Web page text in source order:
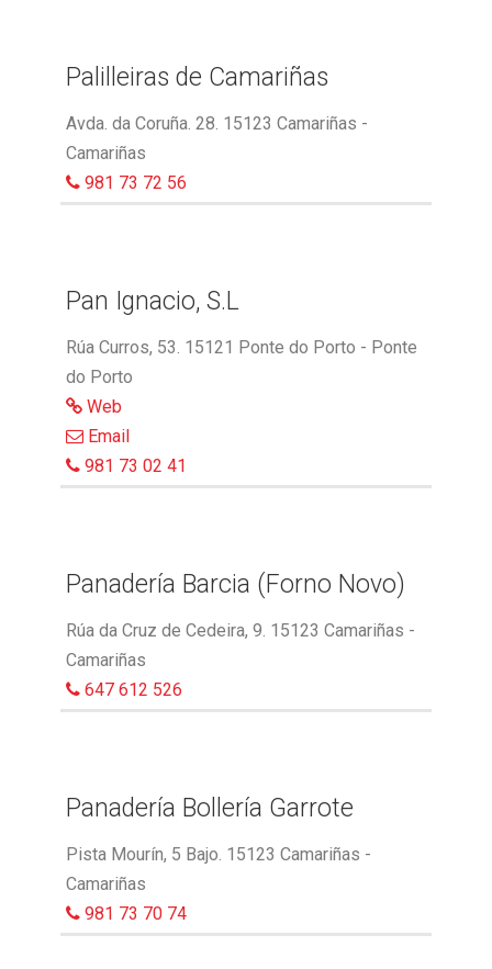
Palilleiras de Camariñas
Avda. da Coruña. 28. 15123 Camariñas -
Camariñas
981 73 72 56
Pan Ignacio, S.L
Rúa Curros, 53. 15121 Ponte do Porto - Ponte
do Porto
Web
Email
981 73 02 41
Panadería Barcia (Forno Novo)
Rúa da Cruz de Cedeira, 9. 15123 Camariñas -
Camariñas
647 612 526
Panadería Bollería Garrote
Pista Mourín, 5 Bajo. 15123 Camariñas -
Camariñas
981 73 70 74